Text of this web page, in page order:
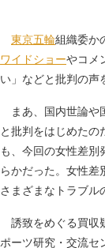
東京五輪組織委か
ワイドショーやコメ
い」などと批判の声
まあ、国内世論や
と批判をはじめたの
も、今回の女性差別
らかだった。女性差
さまざまなトラブル
誘致をめぐる買収
ポーツ研究・交流セ